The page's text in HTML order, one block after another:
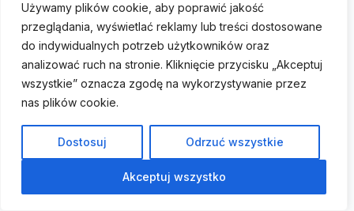
Używamy plików cookie, aby poprawić jakość
przeglądania, wyświetlać reklamy lub treści dostosowane
do indywidualnych potrzeb użytkowników oraz
analizować ruch na stronie. Kliknięcie przycisku „Akceptuj
wszystkie” oznacza zgodę na wykorzystywanie przez
nas plików cookie.
Dostosuj Odrzuć wszystkie
Akceptuj wszystko
Powiązane
Instalacja multimedialna w
nowym domu – co musisz